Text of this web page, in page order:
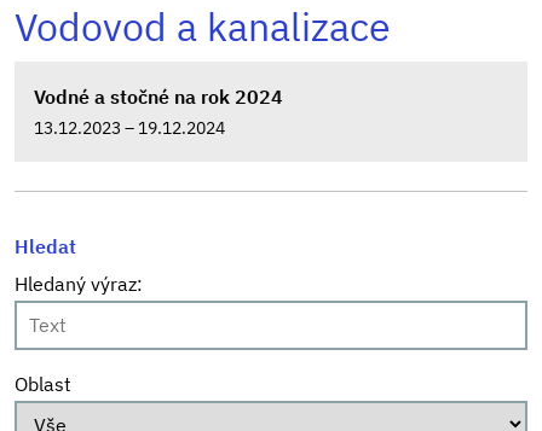
Vodovod a kanalizace
Vodné a stočné na rok 2024
13.12.2023 – 19.12.2024
Hledat
Hledaný výraz:
Oblast